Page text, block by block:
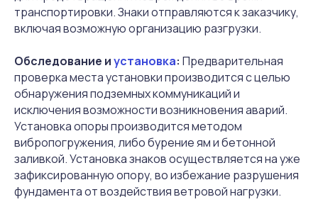
транспортировки. Знаки отправляются к заказчику,
включая возможную организацию разгрузки.
Обследование иустановка: Предварительная
проверка места установки производится с целью
обнаружения подземных коммуникаций и
исключения возможности возникновения аварий.
Установка опоры производится методом
вибропогружения, либо бурение ям и бетонной
заливкой. Установка знаков осуществляется на уже
зафиксированную опору, во избежание разрушения
фундамента от воздействия ветровой нагрузки.